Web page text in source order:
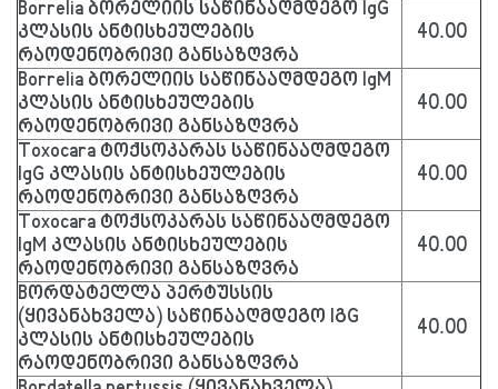
Borrelia ბორელიის საწინააღმდეგო IgG
კლასის ანტისხეულების
რაოდენობრივი განსაზღვრა
40.00
Borrelia ბორელიის საწინააღმდეგო IgM
კლასის ანტისხეულების
რაოდენობრივი განსაზღვრა
40.00
Toxocara ტოქსოკარას საწინააღმდეგო
IgG კლასის ანტისხეულების
რაოდენობრივი განსაზღვრა
40.00
Toxocara ტოქსოკარას საწინააღმდეგო
IgM კლასის ანტისხეულების
რაოდენობრივი განსაზღვრა
40.00
Bორდატელლა პერტუსსის
(ყივანახველა) საწინააღმდეგო IგG
კლასის ანტისხეულების
რაოდენობრივი განსაზღვრა
40.00